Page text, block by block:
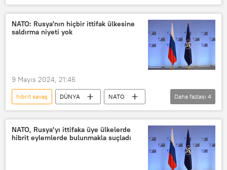
NATO
Mircea Geoana
Tagesspiegel
Atlantik Okyanusu
ABD
Rusya
NATO: Rusya'nın hiçbir ittifak ülkesine
saldırma niyeti yok
9 Mayıs 2024, 21:46
hibrit savaş DÜNYA
NATO
Rusya
Romanya
Mircea Geoana
Saldırı
Daha fazlası 4
NATO, Rusya'yı ittifaka üye ülkelerde
hibrit eylemlerde bulunmakla suçladı